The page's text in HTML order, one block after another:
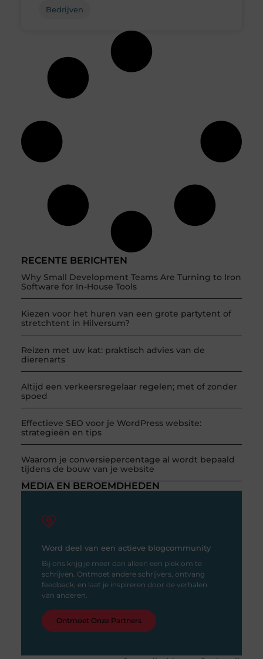
RECENTE BERICHTEN
Why Small Development Teams Are Turning to Iron
Software for In-House Tools
Kiezen voor het huren van een grote partytent of
stretchtent in Hilversum?
Reizen met uw kat: praktisch advies van de
dierenarts
Altijd een verkeersregelaar regelen; met of zonder
spoed
Effectieve SEO voor je WordPress website:
strategieën en tips
Waarom je conversiepercentage al wordt bepaald
tijdens de bouw van je website
MEDIA EN BEROEMDHEDEN
Word deel van een actieve blogcommunity
Bij ons krijg je meer dan alleen een plek om te
schrijven. Ontmoet andere schrijvers, ontvang
feedback, en laat je inspireren door de verhalen
van anderen.
Ontmoet Onze Partners
Bedrijven